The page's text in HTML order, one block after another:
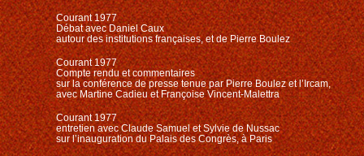
Courant 1977
Débat avec Daniel Caux
autour des institutions françaises, et de Pierre Boulez
Courant 1977
Compte rendu et commentaires
sur la conférence de presse tenue par Pierre Boulez et l’Ircam,
avec Martine Cadieu et Françoise Vincent-Malettra
Courant 1977
entretien avec Claude Samuel et Sylvie de Nussac
sur l’inauguration du Palais des Congrès, à Paris